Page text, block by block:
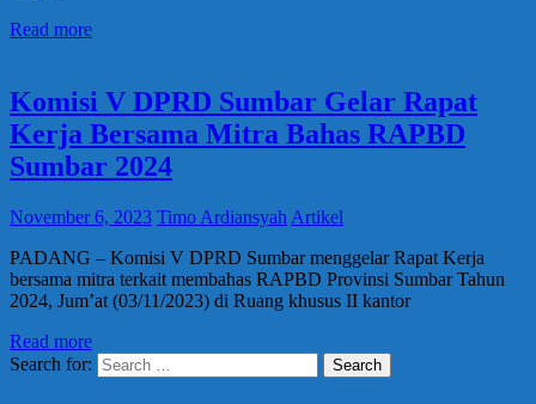
Read more
Komisi V DPRD Sumbar Gelar Rapat
Kerja Bersama Mitra Bahas RAPBD
Sumbar 2024
November 6, 2023 Timo Ardiansyah Artikel
PADANG – Komisi V DPRD Sumbar menggelar Rapat Kerja
bersama mitra terkait membahas RAPBD Provinsi Sumbar Tahun
2024, Jum’at (03/11/2023) di Ruang khusus II kantor
Read more
Search for:
Search